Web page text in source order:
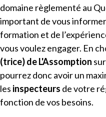
domaine règlementé au
important de vous
formation et de
vous voulez engager. En
(trice)deL'Assomption sur
pourrez donc avoir un
les inspecteurs de votre
fonction de vos besoins.